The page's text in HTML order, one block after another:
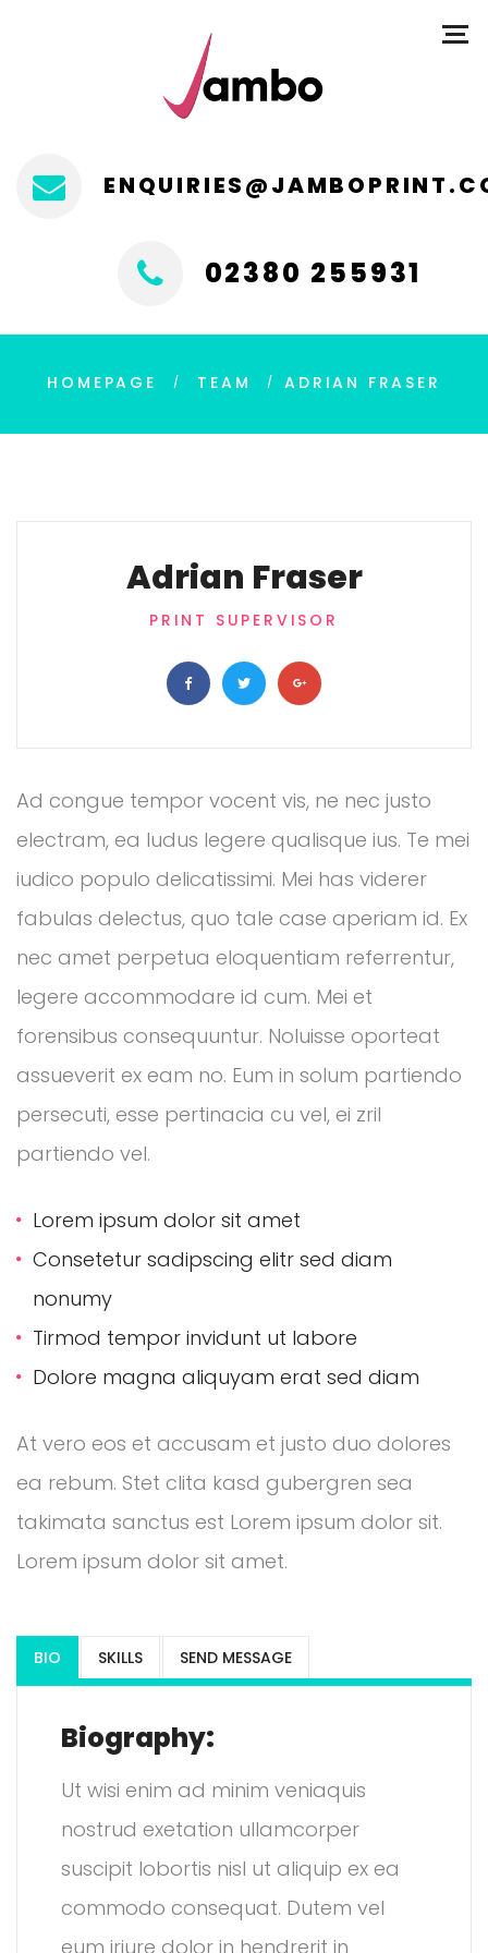
02380 255931
HOMEPAGE TEAM ADRIAN FRASER
Adrian Fraser
PRINT SUPERVISOR
Ad congue tempor vocent vis, ne nec justo
electram, ea ludus legere qualisque ius. Te mei
iudico populo delicatissimi. Mei has viderer
fabulas delectus, quo tale case aperiam id. Ex
nec amet perpetua eloquentiam referrentur,
legere accommodare id cum. Mei et
forensibus consequuntur. Noluisse oporteat
assueverit ex eam no. Eum in solum partiendo
persecuti, esse pertinacia cu vel, ei zril
partiendo vel.
Lorem ipsum dolor sit amet
Consetetur sadipscing elitr sed diam
nonumy
Tirmod tempor invidunt ut labore
Dolore magna aliquyam erat sed diam
At vero eos et accusam et justo duo dolores
ea rebum. Stet clita kasd gubergren sea
takimata sanctus est Lorem ipsum dolor sit.
Lorem ipsum dolor sit amet.
BIO SKILLS SEND MESSAGE
Biography:
Ut wisi enim ad minim veniaquis
nostrud exetation ullamcorper
suscipit lobortis nisl ut aliquip ex ea
commodo consequat. Dutem vel
eum iriure dolor in hendrerit in